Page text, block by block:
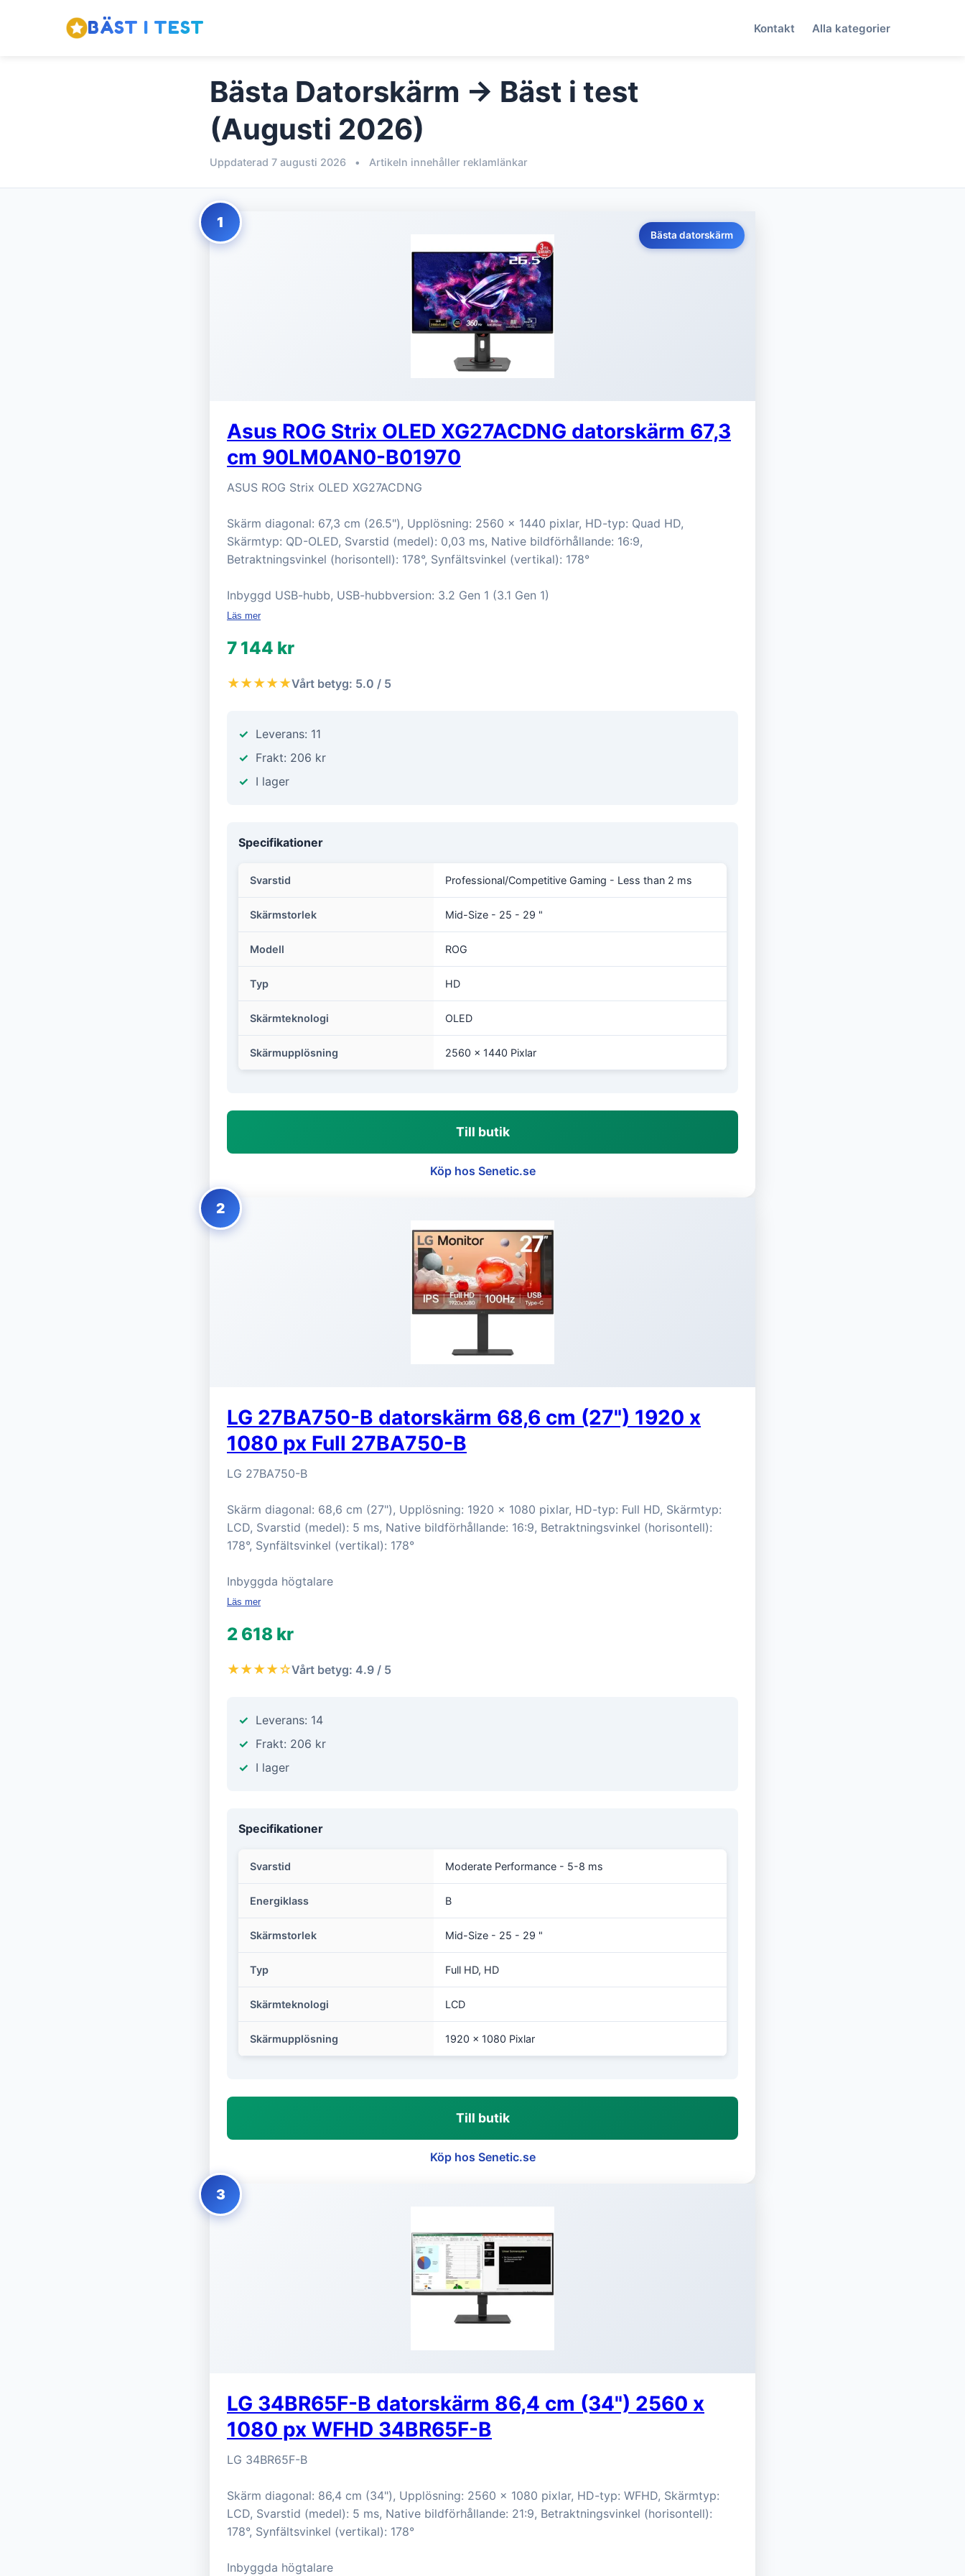
BÄST I TEST Kontakt Alla kategorier
Bästa Datorskärm → Bäst i test
(Augusti 2026)
Uppdaterad 7 augusti 2026 • Artikeln innehåller reklamlänkar
1
Bästa datorskärm
Asus ROG Strix OLED XG27ACDNG datorskärm 67,3
cm 90LM0AN0-B01970
ASUS ROG Strix OLED XG27ACDNG
Skärm diagonal: 67,3 cm (26.5"), Upplösning: 2560 x 1440 pixlar, HD-typ: Quad HD,
Skärmtyp: QD-OLED, Svarstid (medel): 0,03 ms, Native bildförhållande: 16:9,
Betraktningsvinkel (horisontell): 178°, Synfältsvinkel (vertikal): 178°
Inbyggd USB-hubb, USB-hubbversion: 3.2 Gen 1 (3.1 Gen 1)
Läs mer
7 144 kr
★★★★★Vårt betyg: 5.0 / 5
Leverans: 11
Frakt: 206 kr
I lager
Specifikationer
Svarstid Professional/Competitive Gaming - Less than 2 ms
Skärmstorlek Mid-Size - 25 - 29 "
Modell ROG
Typ HD
Skärmteknologi OLED
Skärmupplösning 2560 x 1440 Pixlar
Till butik
Köp hos Senetic.se
2
LG 27BA750-B datorskärm 68,6 cm (27") 1920 x
1080 px Full 27BA750-B
LG 27BA750-B
Skärm diagonal: 68,6 cm (27"), Upplösning: 1920 x 1080 pixlar, HD-typ: Full HD, Skärmtyp:
LCD, Svarstid (medel): 5 ms, Native bildförhållande: 16:9, Betraktningsvinkel (horisontell):
178°, Synfältsvinkel (vertikal): 178°
Inbyggda högtalare
Läs mer
2 618 kr
★★★★☆Vårt betyg: 4.9 / 5
Leverans: 14
Frakt: 206 kr
I lager
Specifikationer
Svarstid Moderate Performance - 5-8 ms
Energiklass B
Skärmstorlek Mid-Size - 25 - 29 "
Typ Full HD, HD
Skärmteknologi LCD
Skärmupplösning 1920 x 1080 Pixlar
Till butik
Köp hos Senetic.se
3
LG 34BR65F-B datorskärm 86,4 cm (34") 2560 x
1080 px WFHD 34BR65F-B
LG 34BR65F-B
Skärm diagonal: 86,4 cm (34"), Upplösning: 2560 x 1080 pixlar, HD-typ: WFHD, Skärmtyp:
LCD, Svarstid (medel): 5 ms, Native bildförhållande: 21:9, Betraktningsvinkel (horisontell):
178°, Synfältsvinkel (vertikal): 178°
Inbyggda högtalare